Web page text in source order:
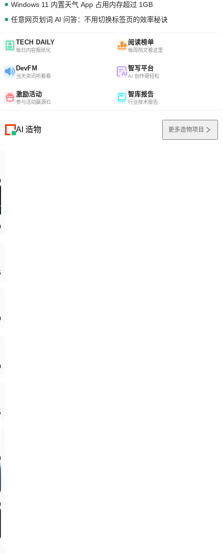
Windows 11 内置天气 App 占用内存超过 1GB
任意网页划词 AI 问答：不用切换标签页的效率秘诀
TECH DAILY
每日内容报纸化
阅读榜单
每周热文看这里
DevFM
当天资讯听着看
智写平台
AI 创作更轻松
激励活动
参与活动赢源石
智库报告
行业技术报告
AI 造物 更多造物项目